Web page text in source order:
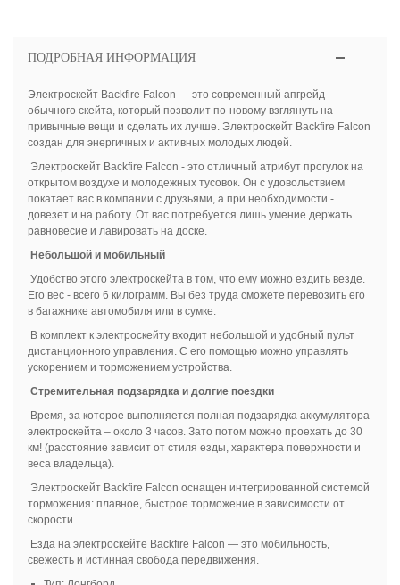
ПОДРОБНАЯ ИНФОРМАЦИЯ
Электроскейт Backfire Falcon — это современный апгрейд
обычного скейта, который позволит по-новому взглянуть на
привычные вещи и сделать их лучше. Электроскейт Backfire Falcon
создан для энергичных и активных молодых людей.
Электроскейт Backfire Falcon - это отличный атрибут прогулок на
открытом воздухе и молодежных тусовок. Он с удовольствием
покатает вас в компании с друзьями, а при необходимости -
довезет и на работу. От вас потребуется лишь умение держать
равновесие и лавировать на доске.
Небольшой и мобильный
Удобство этого электроскейта в том, что ему можно ездить везде.
Его вес - всего 6 килограмм. Вы без труда сможете перевозить его
в багажнике автомобиля или в сумке.
В комплект к электроскейту входит небольшой и удобный пульт
дистанционного управления. С его помощью можно управлять
ускорением и торможением устройства.
Стремительная подзарядка и долгие поездки
Время, за которое выполняется полная подзарядка аккумулятора
электроскейта – около 3 часов. Зато потом можно проехать до 30
км! (расстояние зависит от стиля езды, характера поверхности и
веса владельца).
Электроскейт Backfire Falcon оснащен интегрированной системой
торможения: плавное, быстрое торможение в зависимости от
скорости.
Езда на электроскейте Backfire Falcon — это мобильность,
свежесть и истинная свобода передвижения.